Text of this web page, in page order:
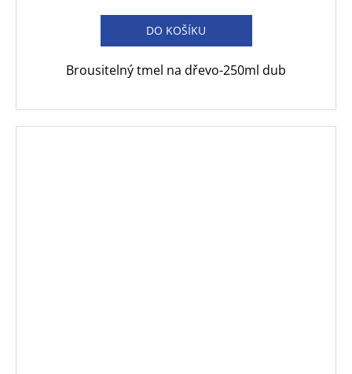
DO KOŠÍKU
Brousitelný tmel na dřevo-250ml dub